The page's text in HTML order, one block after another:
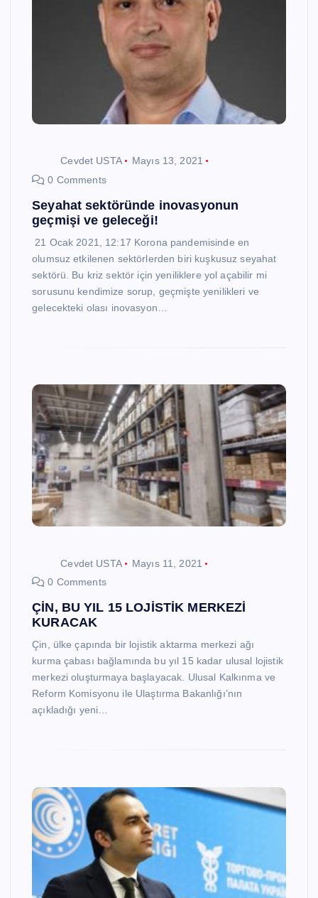
Cevdet USTA
Mayıs 13, 2021
0 Comments
Seyahat sektöründe inovasyonun
geçmişi ve geleceği!
21 Ocak 2021, 12:17 Korona pandemisinde en
olumsuz etkilenen sektörlerden biri kuşkusuz seyahat
sektörü. Bu kriz sektör için yeniliklere yol açabilir mi
sorusunu kendimize sorup, geçmişte yenilikleri ve
gelecekteki olası inovasyon…
Cevdet USTA
Mayıs 11, 2021
0 Comments
ÇİN, BU YIL 15 LOJİSTİK MERKEZİ
KURACAK
Çin, ülke çapında bir lojistik aktarma merkezi ağı
kurma çabası bağlamında bu yıl 15 kadar ulusal lojistik
merkezi oluşturmaya başlayacak. Ulusal Kalkınma ve
Reform Komisyonu ile Ulaştırma Bakanlığı’nın
açıkladığı yeni…